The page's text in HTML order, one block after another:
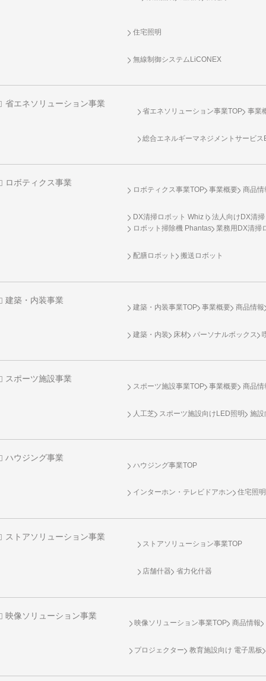
住宅照明
無線制御システムLiCONEX
省エネソリューション事業
省エネソリューション事業TOP 事業
総合エネルギーマネジメントサービ
ロボティクス事業
ロボティクス事業TOP 事業概要 商品情
DX清掃ロボット Whiz i
法人向けDX清
ロボット掃除機 Phantas
業務用DX清掃
配膳ロボット 搬送ロボット
建築・内装事業
建築・内装事業TOP 事業概要 商品情報
建築・内装 床材 パーソナルボックス
スポーツ施設事業
スポーツ施設事業TOP 事業概要 商品情
人工芝 スポーツ施設向けLED照明 施設
ハウジング事業
ハウジング事業TOP
インターホン・テレビドアホン 住宅照明
ストアソリューション事業
ストアソリューション事業TOP
店舗什器 省力化什器
映像ソリューション事業
映像ソリューション事業TOP 商品情報
プロジェクター 教育施設向け 電子黒板